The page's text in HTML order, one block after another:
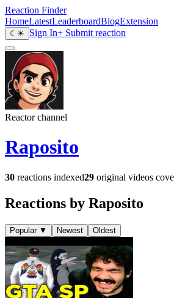
Reaction Finder
HomeLatestLeaderboardBlogExtension
☾ ☀ Sign In+ Submit reaction
Reactor channel
Raposito
30 reactions indexed29 original videos
Reactions by Raposito
Popular ▼ Newest Oldest